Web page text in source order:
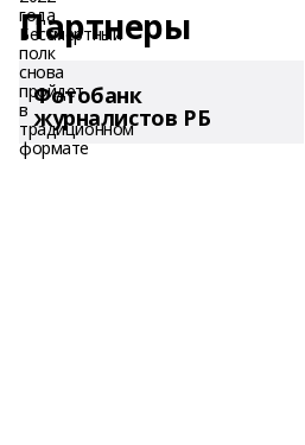
Партнеры
Фотобанк
журналистов РБ